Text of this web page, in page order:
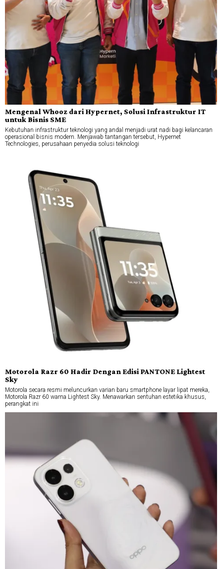
Mengenal Whooz dari Hypernet, Solusi Infrastruktur IT
untuk Bisnis SME
Kebutuhan infrastruktur teknologi yang andal menjadi urat nadi bagi kelancaran
operasional bisnis modern. Menjawab tantangan tersebut, Hypernet
Technologies, perusahaan penyedia solusi teknologi
Motorola Razr 60 Hadir Dengan Edisi PANTONE Lightest
Sky
Motorola secara resmi meluncurkan varian baru smartphone layar lipat mereka,
Motorola Razr 60 warna Lightest Sky. Menawarkan sentuhan estetika khusus,
perangkat ini